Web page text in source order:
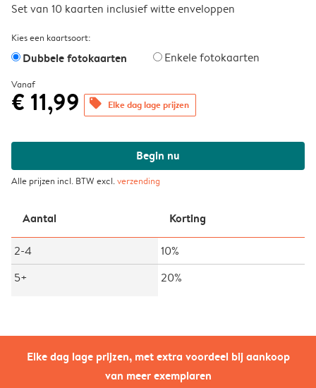
Elke dag lage prijzen, met extra voordeel bij aankoop
van meer exemplaren
Set van 10 kaarten inclusief witte enveloppen
Kies een kaartsoort:
Dubbele fotokaarten Enkele fotokaarten
Vanaf
€ 11,99 offers Elke dag lage prijzen
Begin nu
Alle prijzen incl. BTW excl.verzending
Aantal Korting
2-4
10%
5+
20%